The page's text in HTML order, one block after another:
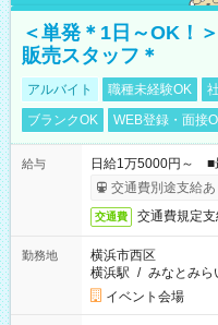
＜単発＊1日～OK！
販売スタッフ＊
アルバイト 職種未経験OK
ブランクOK
WEB登録・面接
給与
日給1万5000円～ ■
交通費別途支給あ
交通費 交通費規定
勤務地
横浜市西区
横浜駅 / みなとみら
イベント会場